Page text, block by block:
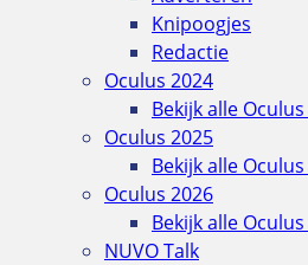
Knipoogjes
Redactie
Oculus 2024
Bekijk alle
Oculus 2025
Bekijk alle
Oculus 2026
Bekijk alle
NUVO Talk